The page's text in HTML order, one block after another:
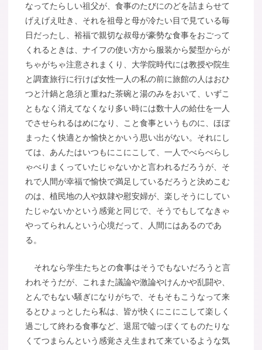
なってたらしい祖父が、食事のたびにのどを詰まらせて
げえげえ吐き、それを祖母と母が冷たい目で見ている毎
日だったし、裕福で親切な叔母が豪勢な食事をおごって
くれるときは、ナイフの使い方から服装から髪型からが
ちゃがちゃ注意されまくり、大学院時代には教授や院生
と調査旅行に行けば女性一人の私の前に旅館の人はおひ
つと汁鍋と急須と重ねた茶碗と湯のみをおいて、いずこ
ともなく消えてなくなり多い時には数十人の給仕を一人
でさせられるはめになり、こと食事というものに、ほぼ
まったく快適とか愉快とかいう思い出がない。それにし
ては、あんたはいつもにこにこして、一人でべらべらし
ゃべりまくっていたじゃないかと言われるだろうが、そ
れで人間が幸福で愉快で満足しているだろうと決めこむ
のは、植民地の人や奴隷や慰安婦が、楽しそうにしてい
たじゃないかという感覚と同じで、そうでもしてなきゃ
やってられんという心境だって、人間にはあるのであ
る。
それなら学生たちとの食事はそうでもないだろうと言
われそうだが、これまた議論や激論やけんかや乱闘や、
とんでもない騒ぎになりがちで、そもそもこうなって来
るとひょっとしたら私は、皆が快くにこにこして楽しく
過ごして終わる食事など、退屈で嘘っぽくてものたりな
くてつまらんという感覚さえ生まれて来ているような気